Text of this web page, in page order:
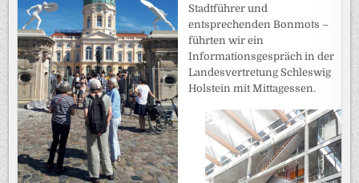
Stadtführer und
entsprechenden Bonmots –
führten wir ein
Informationsgespräch in der
Landesvertretung Schleswig
Holstein mit Mittagessen.